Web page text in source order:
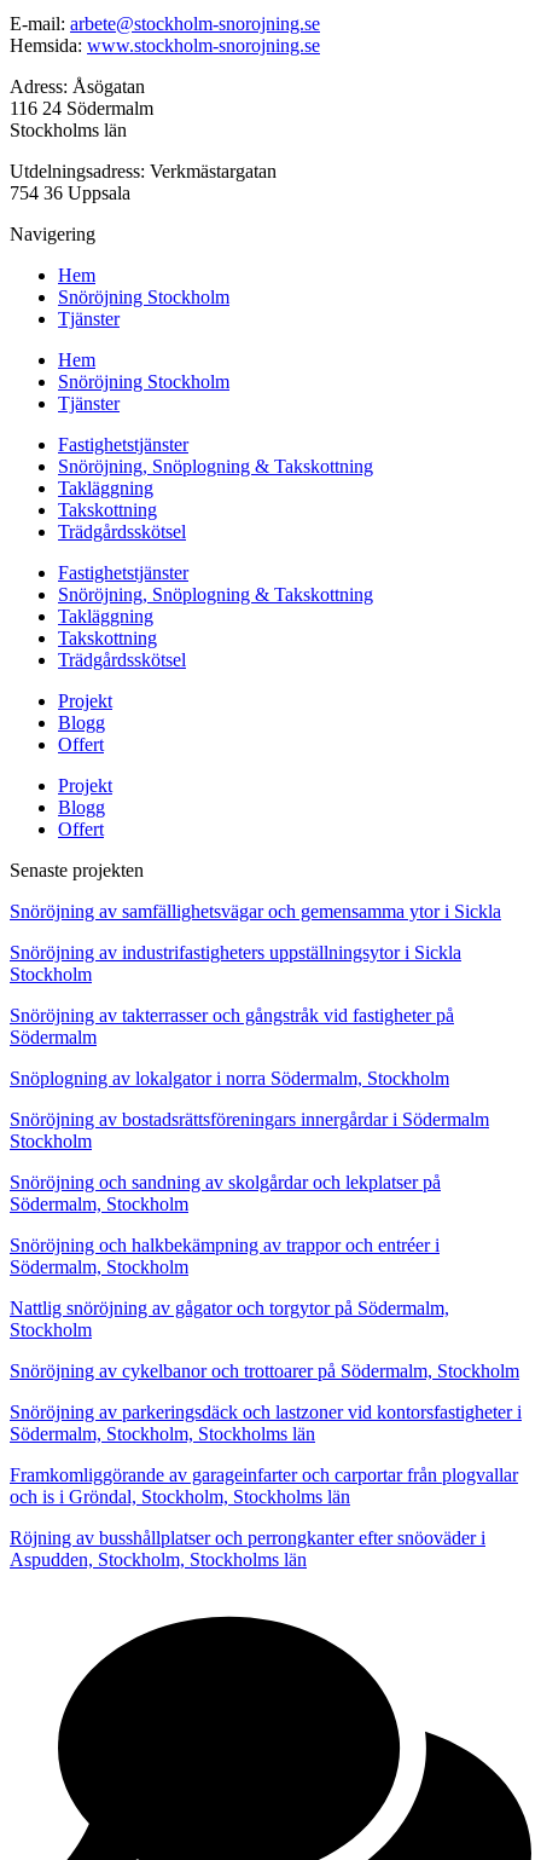
E-mail: arbete@stockholm-snorojning.se
Hemsida: www.stockholm-snorojning.se
Adress: Åsögatan
116 24 Södermalm
Stockholms län
Utdelningsadress: Verkmästargatan
754 36 Uppsala
Navigering
Hem
Snöröjning Stockholm
Tjänster
Hem
Snöröjning Stockholm
Tjänster
Fastighetstjänster
Snöröjning, Snöplogning & Takskottning
Takläggning
Takskottning
Trädgårdsskötsel
Fastighetstjänster
Snöröjning, Snöplogning & Takskottning
Takläggning
Takskottning
Trädgårdsskötsel
Projekt
Blogg
Offert
Projekt
Blogg
Offert
Senaste projekten
Snöröjning av samfällighetsvägar och gemensamma ytor i Sickla
Snöröjning av industrifastigheters uppställningsytor i Sickla
Stockholm
Snöröjning av takterrasser och gångstråk vid fastigheter på
Södermalm
Snöplogning av lokalgator i norra Södermalm, Stockholm
Snöröjning av bostadsrättsföreningars innergårdar i Södermalm
Stockholm
Snöröjning och sandning av skolgårdar och lekplatser på
Södermalm, Stockholm
Snöröjning och halkbekämpning av trappor och entréer i
Södermalm, Stockholm
Nattlig snöröjning av gågator och torgytor på Södermalm,
Stockholm
Snöröjning av cykelbanor och trottoarer på Södermalm, Stockholm
Snöröjning av parkeringsdäck och lastzoner vid kontorsfastigheter i
Södermalm, Stockholm, Stockholms län
Framkomliggörande av garageinfarter och carportar från plogvallar
och is i Gröndal, Stockholm, Stockholms län
Röjning av busshållplatser och perrongkanter efter snöoväder i
Aspudden, Stockholm, Stockholms län